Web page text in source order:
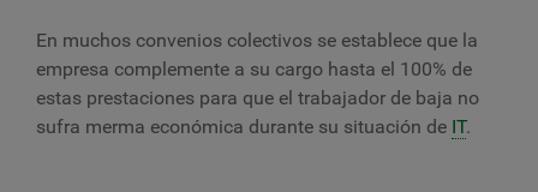
En muchos convenios colectivos se establece que la
empresa complemente a su cargo hasta el 100% de
estas prestaciones para que el trabajador de baja no
sufra merma económica durante su situación de IT.